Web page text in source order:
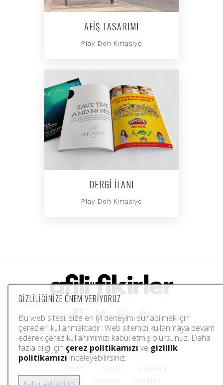
AFIŞ TASARIMI
Play-Doh Kırtasiye
DERGI İLANI
Play-Doh Kırtasiye
Copyright © Afili Fikirler Reklam Ajansı. All
rights reserved.
Politikası
GIZLILIĞINIZE ÖNEM VERIYORUZ
Bu web sitesi, size en iyi deneyimi sunabilmek için
çerezleri kullanmaktadır. Web sitemizi kullanmaya devam
ederek çerez kullanımımızı kabul etmiş olursunuz. Daha
fazla bilgi için çerez politikamızı ve gizlilik
politikamızı inceleyebilirsiniz.